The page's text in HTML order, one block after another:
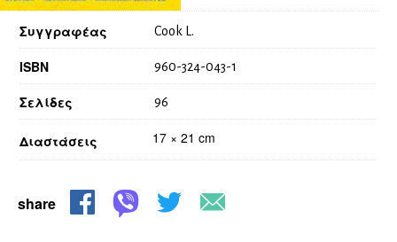
Διαστάσεις 17 × 21 cm
Συγγραφέας Cook L.
ISBN 960-324-043-1
Σελίδες 96
share